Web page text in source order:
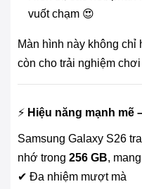
vuốt chạm 😍
Màn hình này không chỉ
còn cho trải nghiệm
⚡ Hiệu năng mạnh mẽ
Samsung Galaxy S26
nhớ trong 256 GB,
✔ Đa nhiệm mượt mà